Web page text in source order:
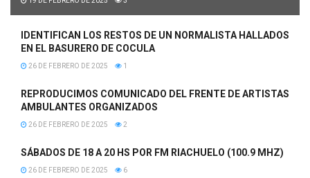
IDENTIFICAN LOS RESTOS DE UN NORMALISTA HALLADOS
EN EL BASURERO DE COCULA
26 DE FEBRERO DE 2025 1
REPRODUCIMOS COMUNICADO DEL FRENTE DE ARTISTAS
AMBULANTES ORGANIZADOS
26 DE FEBRERO DE 2025 2
SÁBADOS DE 18 A 20 HS POR FM RIACHUELO (100.9 MHZ)
26 DE FEBRERO DE 2025 6